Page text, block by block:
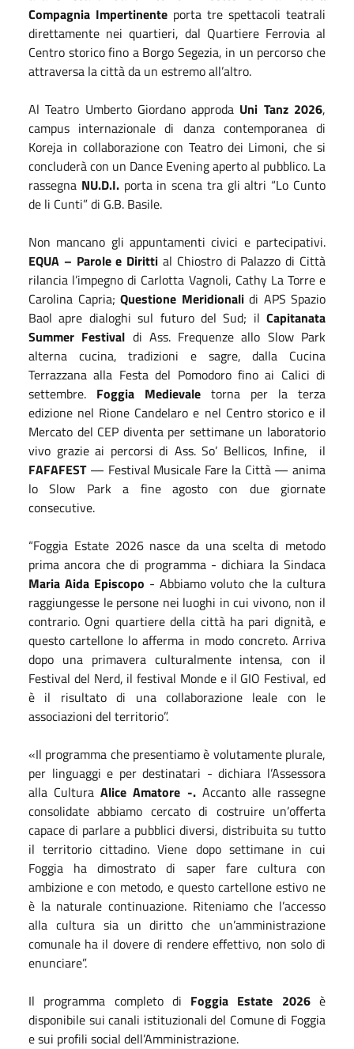
Compagnia Impertinente porta tre spettacoli teatrali
direttamente nei quartieri, dal Quartiere Ferrovia al
Centro storico fino a Borgo Segezia, in un percorso che
attraversa la città da un estremo all’altro.
Al Teatro Umberto Giordano approda Uni Tanz 2026,
campus internazionale di danza contemporanea di
Koreja in collaborazione con Teatro dei Limoni, che si
concluderà con un Dance Evening aperto al pubblico. La
rassegna NU.D.I.porta in scena tra gli altri “Lo Cunto
de li Cunti” di G.B. Basile.
Non mancano gli appuntamenti civici e partecipativi.
EQUA – Parole e Diritti al Chiostro di Palazzo di Città
rilancia l’impegno di Carlotta Vagnoli, Cathy La Torre e
Carolina Capria; Questione Meridionalidi APS Spazio
Baol apre dialoghi sul futuro del Sud; il Capitanata
Summer Festival di Ass. Frequenze allo Slow Park
alterna cucina, tradizioni e sagre, dalla Cucina
Terrazzana alla Festa del Pomodoro fino ai Calici di
settembre. Foggia Medievale torna per la terza
edizione nel Rione Candelaro e nel Centro storico e il
Mercato del CEP diventa per settimane un laboratorio
vivo grazie ai percorsi di Ass. So’ Bellicos, Infine,
il
FAFAFEST— Festival Musicale Fare la Città — anima
lo Slow Park a fine agosto con due giornate
consecutive.
“Foggia Estate 2026 nasce da una scelta di metodo
prima ancora che di programma - dichiara la Sindaca
Maria Aida Episcopo - Abbiamo voluto che la cultura
raggiungesse le persone nei luoghi in cui vivono, non il
contrario. Ogni quartiere della città ha pari dignità, e
questo cartellone lo afferma in modo concreto. Arriva
dopo una primavera culturalmente intensa, con il
Festival del Nerd, il festival Monde e il GIO Festival, ed
è il risultato di una collaborazione leale con le
associazioni del territorio”.
«Il programma che presentiamo è volutamente plurale,
per linguaggi e per destinatari - dichiara l’Assessora
alla CulturaAlice Amatore -. Accanto alle rassegne
consolidate abbiamo cercato di costruire un’offerta
capace di parlare a pubblici diversi, distribuita su tutto
il territorio cittadino. Viene dopo settimane in cui
Foggia ha dimostrato di saper fare cultura con
ambizione e con metodo, e questo cartellone estivo ne
è la naturale continuazione. Riteniamo che l’accesso
alla cultura sia un diritto che un’amministrazione
comunale ha il dovere di rendere effettivo, non solo di
enunciare”.
Il programma completo di Foggia Estate 2026è
disponibile sui canali istituzionali del Comune di Foggia
e sui profili social dell’Amministrazione.